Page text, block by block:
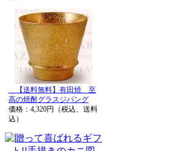
【送料無料】有田焼 至
高の焼酎グラスジパング
価格：4,320円（税込、送料
込）